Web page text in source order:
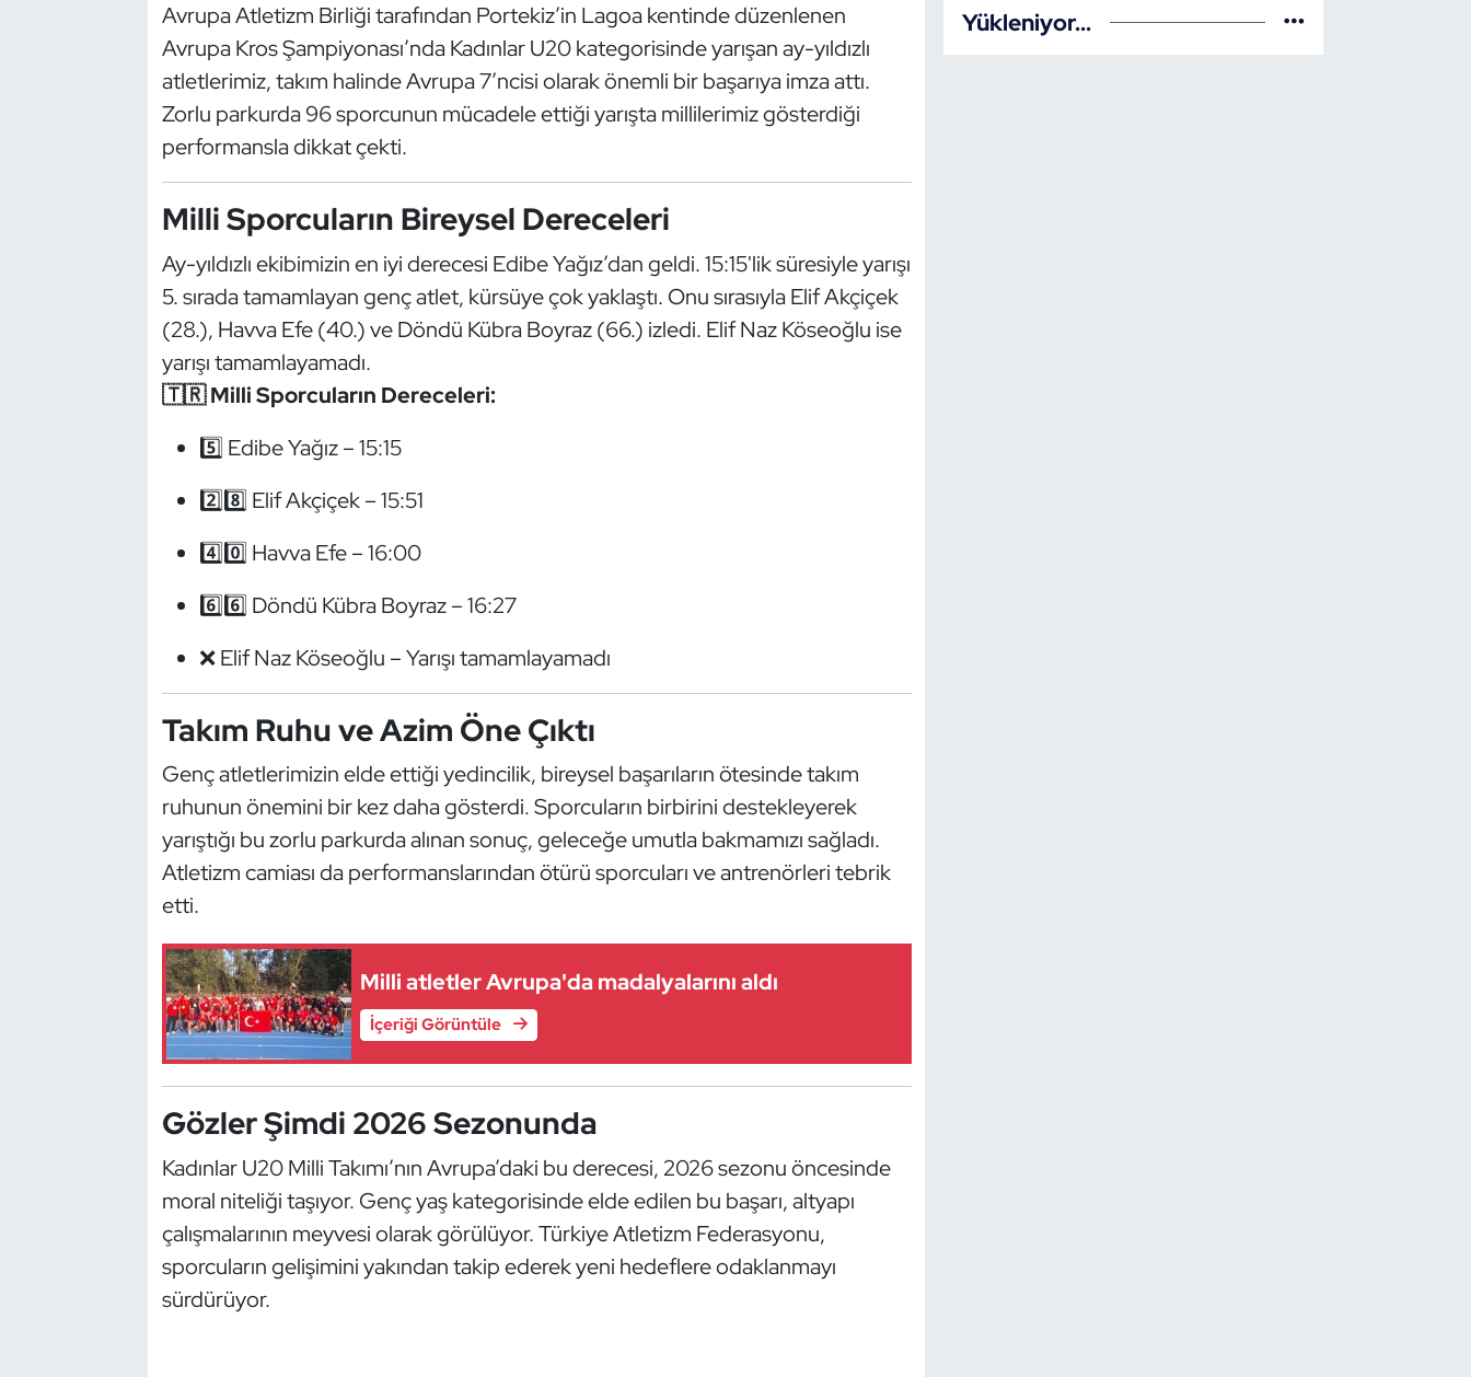
Avrupa Atletizm Birliği tarafından Portekiz’in Lagoa kentinde düzenlenen
Avrupa Kros Şampiyonası’nda Kadınlar U20 kategorisinde yarışan ay-yıldızlı
atletlerimiz, takım halinde Avrupa 7’ncisi olarak önemli bir başarıya imza attı.
Zorlu parkurda 96 sporcunun mücadele ettiği yarışta millilerimiz gösterdiği
performansla dikkat çekti.
Milli Sporcuların Bireysel Dereceleri
Ay-yıldızlı ekibimizin en iyi derecesi Edibe Yağız’dan geldi. 15:15'lik süresiyle yarışı
5. sırada tamamlayan genç atlet, kürsüye çok yaklaştı. Onu sırasıyla Elif Akçiçek
(28.), Havva Efe (40.) ve Döndü Kübra Boyraz (66.) izledi. Elif Naz Köseoğlu ise
yarışı tamamlayamadı.
🇹🇷 Milli Sporcuların Dereceleri:
5️⃣ Edibe Yağız – 15:15
2️⃣8️⃣ Elif Akçiçek – 15:51
4️⃣0️⃣ Havva Efe – 16:00
6️⃣6️⃣ Döndü Kübra Boyraz – 16:27
❌ Elif Naz Köseoğlu – Yarışı tamamlayamadı
Takım Ruhu ve Azim Öne Çıktı
Genç atletlerimizin elde ettiği yedincilik, bireysel başarıların ötesinde takım
ruhunun önemini bir kez daha gösterdi. Sporcuların birbirini destekleyerek
yarıştığı bu zorlu parkurda alınan sonuç, geleceğe umutla bakmamızı sağladı.
Atletizm camiası da performanslarından ötürü sporcuları ve antrenörleri tebrik
etti.
Milli atletler Avrupa'da madalyalarını aldı
İçeriği Görüntüle
Gözler Şimdi 2026 Sezonunda
Kadınlar U20 Milli Takımı’nın Avrupa’daki bu derecesi, 2026 sezonu öncesinde
moral niteliği taşıyor. Genç yaş kategorisinde elde edilen bu başarı, altyapı
çalışmalarının meyvesi olarak görülüyor. Türkiye Atletizm Federasyonu,
sporcuların gelişimini yakından takip ederek yeni hedeflere odaklanmayı
sürdürüyor.
Yükleniyor...
Hava Sporları
İşitme Engelli Sporcular
Judo ve Kuraş
Kano ve Rafting
Modern Pentatlon
Motor Sporları
Oryantiring